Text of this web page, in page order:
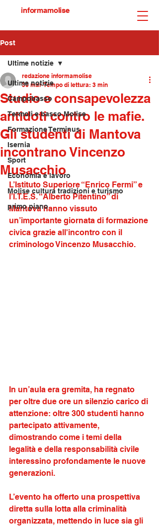
informamolise
Post
Ultime notizie
Campobasso
Termoli e basso Molise
Formazione Terminus
Isernia
Sport
Economia e lavoro
Molise cultura tradizioni e turismo
primo piano
Ultime notizie
Studio e consapevolezza
antidoti contro le mafie.
Gli studenti di Mantova
incontrano Vincenzo
Musacchio
redazione informamolise
30 mar Tempo di lettura: 3 min
L’Istituto Superiore “Enrico Fermi” e
l’I.T.E.S. “Alberto Pitentino” di
Mantova hanno vissuto
un’importante giornata di formazione
civica grazie all'incontro con il
criminologo Vincenzo Musacchio.
In un’aula era gremita, ha regnato
per oltre due ore un silenzio carico di
attenzione: oltre 300 studenti hanno
partecipato attivamente,
dimostrando come i temi della
legalità e della responsabilità civile
interessino profondamente le nuove
generazioni.
L’evento ha offerto una prospettiva
diretta sulla lotta alla criminalità
organizzata, mettendo in luce sia gli